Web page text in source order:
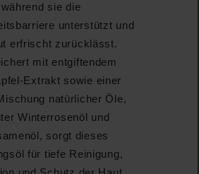
während sie die
unterstützt und
erfrischt zurücklässt.
mit entgiftendem
Extrakt sowie einer
natürlicher Öle,
Winterrosenöl und
sorgt dieses
für tiefe Reinigung,